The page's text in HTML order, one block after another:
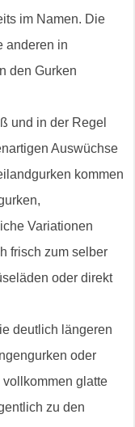
im Namen. Die
anderen in
den Gurken
und in der Regel
Auswüchse
kommen
Variationen
frisch zum selber
oder direkt
deutlich längeren
oder
glatte
zu den